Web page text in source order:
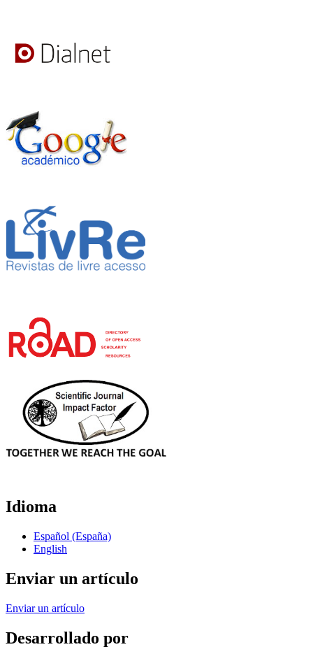
Idioma
Español (España)
English
Enviar un artículo
Enviar un artículo
Desarrollado por